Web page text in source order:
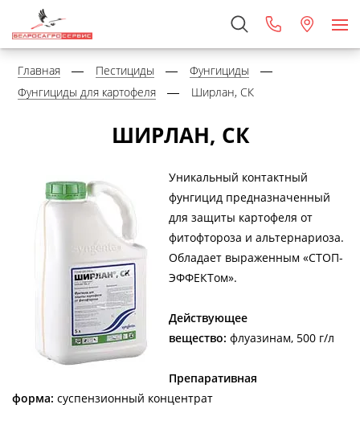
Главная Пестициды
Фунгициды
Фунгициды для картофеля
Ширлан, СК
ШИРЛАН, СК
Уникальный контактный
фунгицид предназначенный
для защиты картофеля от
фитофтороза и альтернариоза.
Обладает выраженным «СТОП-
ЭФФЕКТом».
Действующее
вещество: флуазинам, 500 г/л
Препаративная
форма: суспензионный концентрат